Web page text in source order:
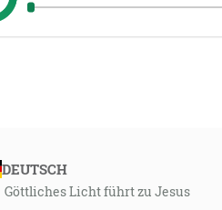
DEUTSCH
Göttliches Licht führt zu Jesus